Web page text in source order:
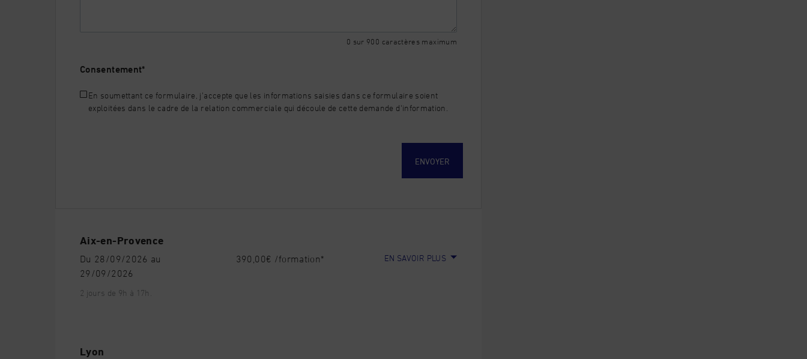
0 sur 900 caractères maximum
Consentement*
En soumettant ce formulaire, j'accepte que les informations saisies dans ce formulaire soient
exploitées dans le cadre de la relation commerciale qui découle de cette demande d'information.
Aix-en-Provence
Du 28/09/2026 au
29/09/2026
390,00€ /formation* EN SAVOIR PLUS
2 jours de 9h à 17h.
Lyon